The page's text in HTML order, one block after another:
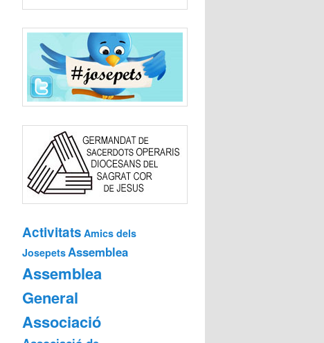
Activitats Amics dels
JosepetsAssemblea
Assemblea
General
Associació